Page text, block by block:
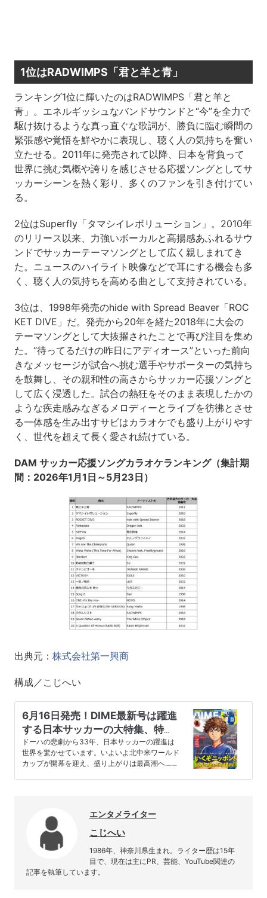
1位はRADWIMPS「君と羊と青」
ランキング1位に輝いたのはRADWIMPS「君と羊と
青」。エネルギッシュなバンドサウンドと“今”を全力で
駆け抜けるような真っ直ぐな歌詞が、勝負に臨む瞬間の
緊張感や覚悟を鮮やかに表現し、聴く人の気持ちを奮い
立たせる。2011年に発売されて以降、日本を背負って
世界に挑む気概や誇りを感じさせる応援ソングとしてサ
ッカーシーンを熱く彩り、多くのファンを引き付けてい
る。
2位はSuperfly「タマシイレボリューション」。2010年
のリリース以来、力強いボーカルと高揚感あふれるサウ
ンドでサッカーテーマソングとして広く親しまれてき
た。ニュースのハイライト映像などで耳にする機会も多
く、聴く人の気持ちを高める曲として支持されている。
3位は、1998年発売のhide with Spread Beaver「ROC
KET DIVE」だ。発売から20年を経た2018年に大会の
テーマソングとして大抜擢されたことで再び注目を集め
た。“待ってるだけの昨日にアディオース”といった前向
きなメッセージが試合へ挑む選手やサポーターの気持ち
を鼓舞し、その親和性の高さからサッカー応援ソングと
して広く浸透した。試合の熱狂をそのまま表現したかの
ような疾走感みなぎるメロディーとライブを彷彿とさせ
る一体感を生み出すサビはカラオケでも盛り上がりやす
く、世代を超えて長く愛され続けている。
DAM サッカー応援ソングカラオケランキング（集計期
間：2026年1月1日～5月23日）
出典元： 株式会社第一興商
構成／こじへい
6月16日発売！DIME最新号は躍進
する日本サッカーの大特集、特別
付録「アオアシ」ナップサック付
き!!
ドーハの悲劇から33年、日本サッカーの躍進は
世界を驚かせています。いよいよ北中米ワールド
カップが開幕を迎え、盛り上がりは最高潮へ…。
エンタメライター
こじへい
1986年、神奈川県生まれ。ライター歴は15年
目で、現在は主にPR、芸能、YouTube関連の
記事を執筆しています。